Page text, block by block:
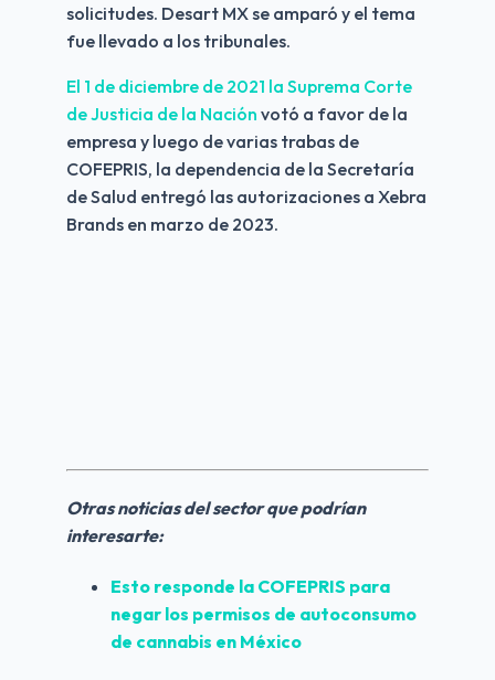
solicitudes. Desart MX se amparó y el tema
fue llevado a los tribunales.
El 1 de diciembre de 2021 la Suprema Corte
de Justicia de la Nación votó a favor de la
empresa y luego de varias trabas de
COFEPRIS, la dependencia de la Secretaría
de Salud entregó las autorizaciones a Xebra
Brands en marzo de 2023.
Otras noticias del sector que podrían
interesarte:
Esto responde la COFEPRIS para
negar los permisos de autoconsumo
de cannabis en México